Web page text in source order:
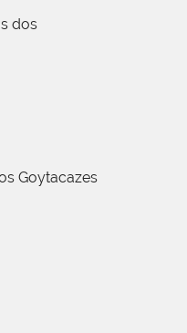
dos
Goytacazes